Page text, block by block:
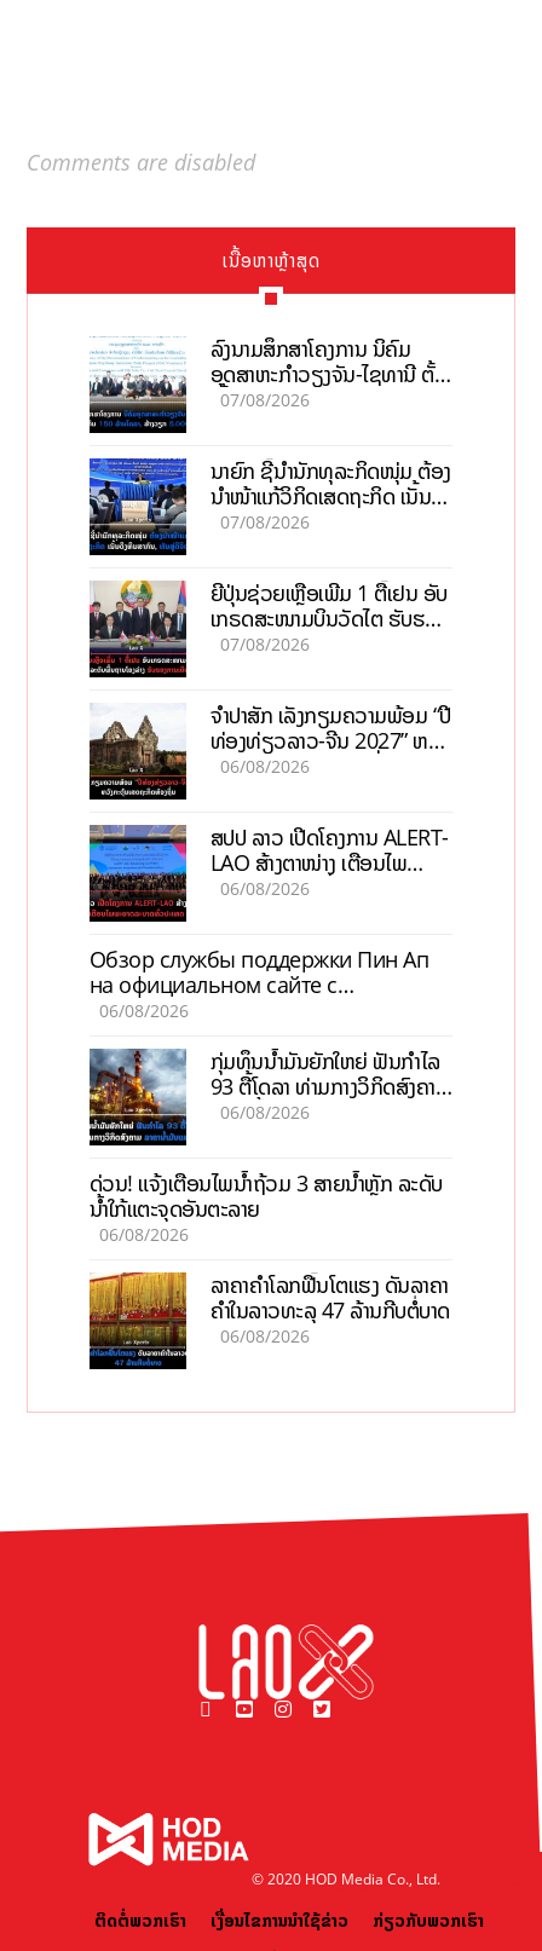
Comments are disabled
ເນື້ອຫາຫຼ້າສຸດ
ລົງນາມສຶກສາໂຄງການ ນິຄົມ
ອຸດສາຫະກຳວຽງຈັນ-ໄຊທານີ ຕັ້ງ
ເປົ້າດຶງທຶນ 150 ລ້ານໂດລາ, ສ້າງ
07/08/2026
ນາຍົກ ຊີ້ນຳນັກທຸລະກິດໜຸ່ມ ຕ້ອງ
ນຳໜ້າແກ້ວິກິດເສດຖະກິດ ເນັ້ນດຶງ
ທຶນສາກົນ, ຫັນສູ່ດິຈິຕອນ
07/08/2026
ຍີ່ປຸ່ນຊ່ວຍເຫຼືອເພີ່ມ 1 ຕື້ເຢນ ອັບ
ເກຣດສະໜາມບິນວັດໄຕ ຮັບຮອງ
ການເຕີບໂຕ
07/08/2026
ຈຳປາສັກ ເລັ່ງກຽມຄວາມພ້ອມ “ປີ
ທ່ອງທ່ຽວລາວ-ຈີນ 2027” ຫວັງ
ກະຕຸ້ນເສດຖະກິດທ້ອງຖິ່ນ
06/08/2026
ສປປ ລາວ ເປີດໂຄງການ ALERT-
LAO ສ້າງຕາໜ່າງ ເຕືອນໄພ
ພະຍາດລະບາດທົ່ວປະເທດ
06/08/2026
Обзор службы поддержки Пин Ап
на официальном сайте с
актуальной информацией
06/08/2026
ກຸ່ມທຶນນ້ຳມັນຍັກໃຫຍ່ ຟັນກຳໄລ
93 ຕື້ໂດລາ ທ່າມກາງວິກິດສົງຄາມ
ລາຄານໍ້າມັນແພງ
06/08/2026
ດ່ວນ! ແຈ້ງເຕືອນໄພນໍ້າຖ້ວມ 3 ສາຍນໍ້າຫຼັກ ລະດັບ
ນໍ້າໃກ້ແຕະຈຸດອັນຕະລາຍ
06/08/2026
ລາຄາຄຳໂລກຟື້ນໂຕແຮງ ດັນລາຄາ
ຄຳໃນລາວທະລຸ 47 ລ້ານກີບຕໍ່ບາດ
06/08/2026
© 2020 HOD Media Co., Ltd.
ຕິດຕໍ່ພວກເຮົາ ເງື່ອນໄຂການນຳໃຊ້ຂ່າວ
ກ່ຽວກັບພວກເຮົາ